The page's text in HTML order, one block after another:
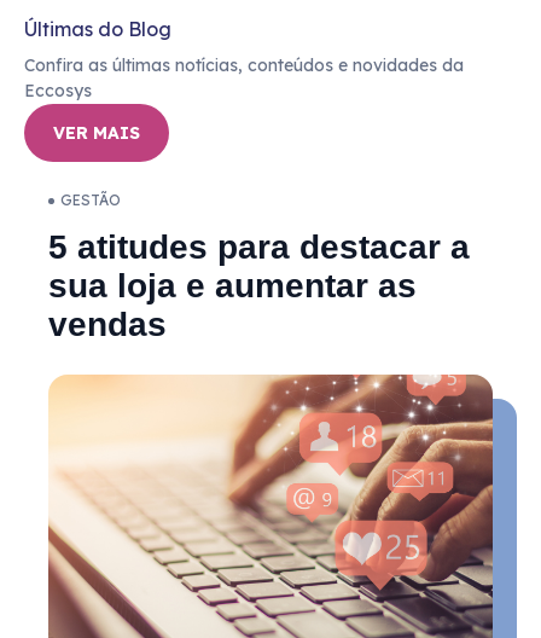
Últimas do Blog
Confira as últimas notícias, conteúdos e novidades da
Eccosys
VER MAIS
GESTÃO
5 atitudes para destacar a
sua loja e aumentar as
vendas